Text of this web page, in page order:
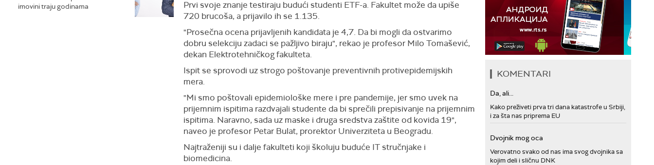
imovini traju godinama
Prvi svoje znanje testiraju budući studenti ETF-a. Fakultet može da upiše
720 brucoša, a prijavilo ih se 1.135.
"Prosečna ocena prijavljenih kandidata je 4,7. Da bi mogli da ostvarimo
dobru selekciju zadaci se pažljivo biraju", rekao je profesor Milo Tomašević,
dekan Elektrotehničkog fakulteta.
Ispit se sprovodi uz strogo poštovanje preventivnih protivepidemijskih
mera.
"Mi smo poštovali epidemiološke mere i pre pandemije, jer smo uvek na
prijemnim ispitima razdvajali studente da bi sprečili prepisivanje na prijemnim
ispitima. Naravno, sada uz maske i druga sredstva zaštite od kovida 19",
naveo je profesor Petar Bulat, prorektor Univerziteta u Beogradu.
Najtraženiji su i dalje fakulteti koji školuju buduće IT stručnjake i
biomedicina.
KOMENTARI
Da, ali...
Kako preživeti prva tri dana katastrofe u Srbiji,
i za šta nas priprema EU
Dvojnik mog oca
Verovatno svako od nas ima svog dvojnika sa
kojim deli i sličnu DNK